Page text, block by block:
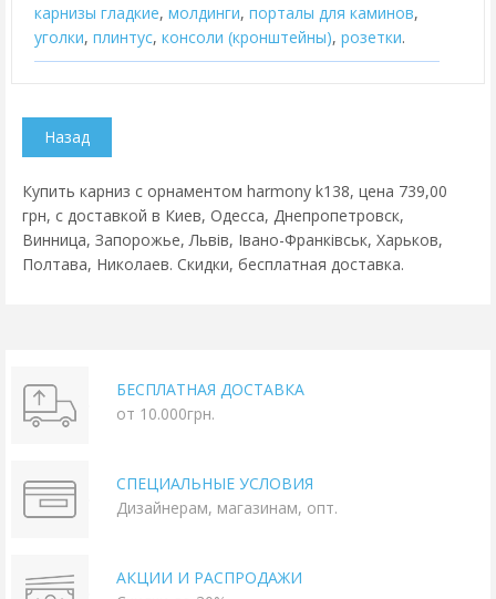
карнизы гладкие, молдинги, порталы для каминов,
уголки, плинтус, консоли (кронштейны), розетки.
Купить карниз с орнаментом harmony k138, цена 739,00
грн, с доставкой в Киев, Одесса, Днепропетровск,
Винница, Запорожье, Львів, Івано-Франківськ, Харьков,
Полтава, Николаев. Скидки, бесплатная доставка.
БЕСПЛАТНАЯ ДОСТАВКА
от 10.000грн.
СПЕЦИАЛЬНЫЕ УСЛОВИЯ
Дизайнерам, магазинам, опт.
АКЦИИ И РАСПРОДАЖИ